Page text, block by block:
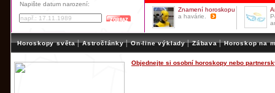
Napište datum narození:
Znamení horoskopu
a havárie.
Horoskopy světa | Astročlánky | On-line výklady | Zábava | Horoskop na
Objednejte si osobní horoskopy nebo